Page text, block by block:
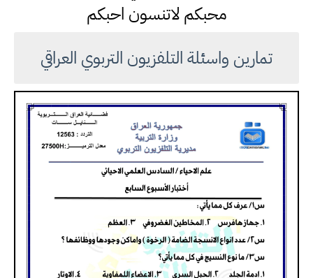
محبكم لاتنسون احبكم
تمارين واسئلة التلفزيون التربوي العراقي